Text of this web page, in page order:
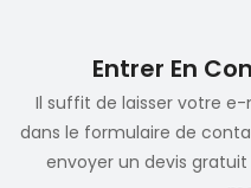
Entrer En
Il suffit de laisser votre
dans le formulaire de
envoyer un devis